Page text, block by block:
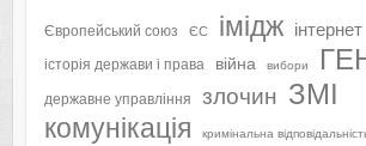
Європейський союз ЄС імідж інтернет
історія держави і права війна вибори
державне управління злочин ЗМІ
комунікація кримінальна